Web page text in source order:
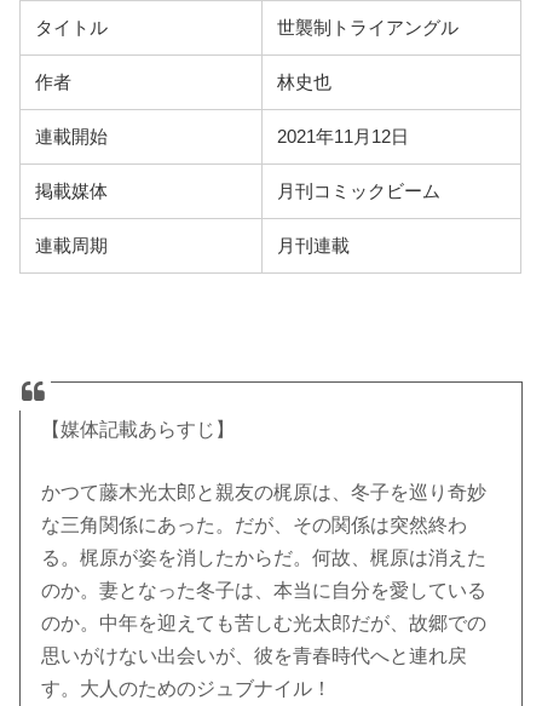
タイトル 世襲制トライアングル
作者 林史也
連載開始 2021年11月12日
掲載媒体 月刊コミックビーム
連載周期 月刊連載
【媒体記載あらすじ】
かつて藤木光太郎と親友の梶原は、冬子を巡り奇妙
な三角関係にあった。だが、その関係は突然終わ
る。梶原が姿を消したからだ。何故、梶原は消えた
のか。妻となった冬子は、本当に自分を愛している
のか。中年を迎えても苦しむ光太郎だが、故郷での
思いがけない出会いが、彼を青春時代へと連れ戻
す。大人のためのジュブナイル！